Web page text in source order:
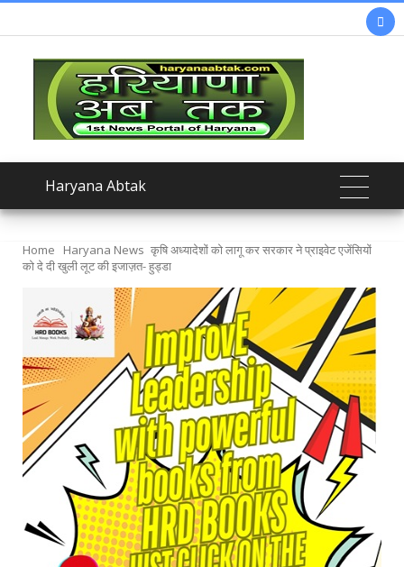

Haryana Abtak
Home Haryana News कृषि अध्यादेशों को लागू कर सरकार ने प्राइवेट एजेंसियों
को दे दी खुली लूट की इजाज़त- हुड्डा